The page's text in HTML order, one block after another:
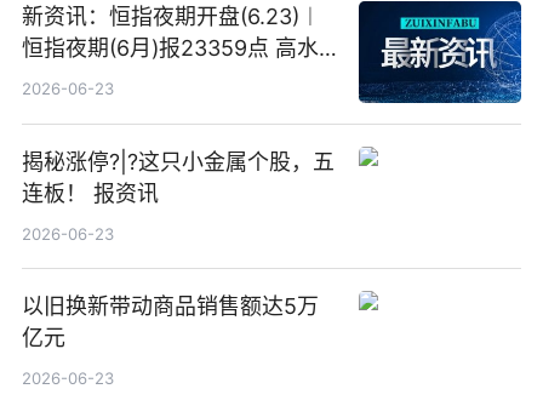
新资讯：恒指夜期开盘(6.23)︱
恒指夜期(6月)报23359点 高水
23点
2026-06-23
揭秘涨停?|?这只小金属个股，五
连板！ 报资讯
2026-06-23
以旧换新带动商品销售额达5万
亿元
2026-06-23